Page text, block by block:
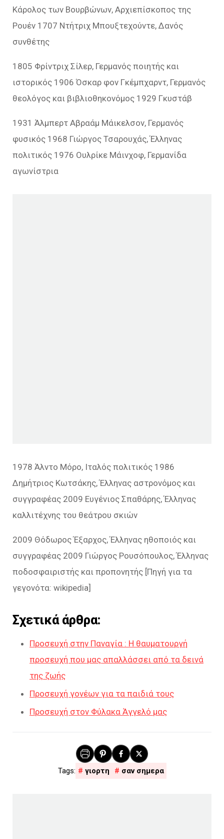
Κάρολος των Βουρβώνων, Αρχιεπίσκοπος της
Ρουέν 1707 Ντήτριχ Μπουξτεχούντε, Δανός
συνθέτης
1805 Φρίντριχ Σίλερ, Γερμανός ποιητής και
ιστορικός 1906 Όσκαρ φον Γκέμπχαρντ, Γερμανός
θεολόγος και βιβλιοθηκονόμος 1929 Γκυστάβ
1931 Άλμπερτ Αβραάμ Μάικελσον, Γερμανός
φυσικός 1968 Γιώργος Τσαρουχάς, Έλληνας
πολιτικός 1976 Ουλρίκε Μάινχοφ, Γερμανίδα
αγωνίστρια
1978 Άλντο Μόρο, Ιταλός πολιτικός 1986
Δημήτριος Κωτσάκης, Έλληνας αστρονόμος και
συγγραφέας 2009 Ευγένιος Σπαθάρης, Έλληνας
καλλιτέχνης του θεάτρου σκιών
2009 Θόδωρος Έξαρχος, Έλληνας ηθοποιός και
συγγραφέας 2009 Γιώργος Ρουσόπουλος, Έλληνας
ποδοσφαιριστής και προπονητής [Πηγή για τα
γεγονότα: wikipedia]
Σχετικά άρθρα:
Προσευχή στην Παναγία : Η θαυματουργή
προσευχή που μας απαλλάσσει από τα δεινά
της ζωής
Προσευχή γονέων για τα παιδιά τους
Προσευχή στον Φύλακα Άγγελό μας
γιορτη σαν σημερα